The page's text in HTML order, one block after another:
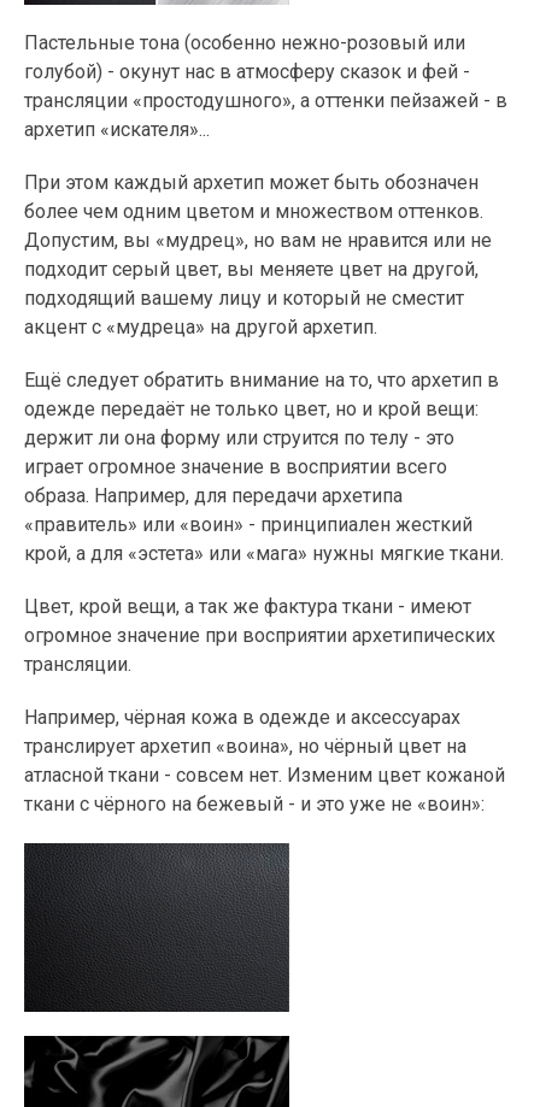
Пастельные тона (особенно нежно-розовый или
голубой) - окунут нас в атмосферу сказок и фей -
трансляции «простодушного», а оттенки пейзажей - в
архетип «искателя»...
При этом каждый архетип может быть обозначен
более чем одним цветом и множеством оттенков.
Допустим, вы «мудрец», но вам не нравится или не
подходит серый цвет, вы меняете цвет на другой,
подходящий вашему лицу и который не сместит
акцент с «мудреца» на другой архетип.
Ещё следует обратить внимание на то, что архетип в
одежде передаёт не только цвет, но и крой вещи:
держит ли она форму или струится по телу - это
играет огромное значение в восприятии всего
образа. Например, для передачи архетипа
«правитель» или «воин» - принципиален жесткий
крой, а для «эстета» или «мага» нужны мягкие ткани.
Цвет, крой вещи, а так же фактура ткани - имеют
огромное значение при восприятии архетипических
трансляции.
Например, чёрная кожа в одежде и аксессуарах
транслирует архетип «воина», но чёрный цвет на
атласной ткани - совсем нет. Изменим цвет кожаной
ткани с чёрного на бежевый - и это уже не «воин»: